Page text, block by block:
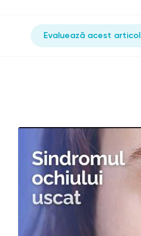
Evaluează acest articol